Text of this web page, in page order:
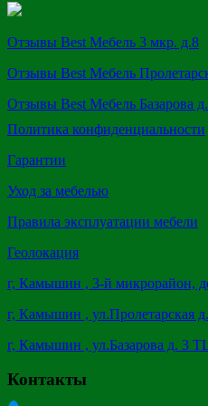
Отзывы Best Мебель 3 мкр. д.8
Отзывы Best Мебель
Отзывы Best Мебель Базарова
Политика конфиденциальности
Гарантии
Уход за мебелью
Правила эксплуатации мебели
Геолокация
г, Камышин , 3-й микрорайон,
г, Камышин , ул.Пролетарская
г, Камышин , ул.Базарова д. 3
Контакты